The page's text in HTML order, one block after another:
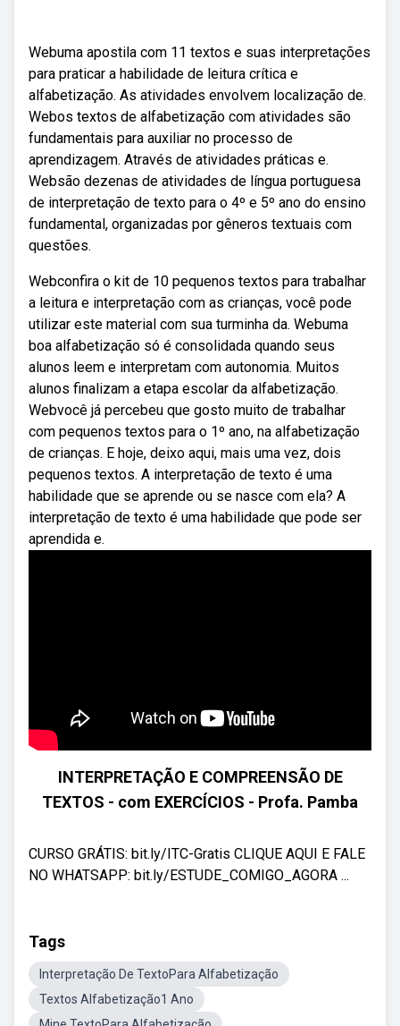
Webuma apostila com 11 textos e suas interpretações
para praticar a habilidade de leitura crítica e
alfabetização. As atividades envolvem localização de.
Webos textos de alfabetização com atividades são
fundamentais para auxiliar no processo de
aprendizagem. Através de atividades práticas e.
Websão dezenas de atividades de língua portuguesa
de interpretação de texto para o 4º e 5º ano do ensino
fundamental, organizadas por gêneros textuais com
questões.
Webconfira o kit de 10 pequenos textos para trabalhar
a leitura e interpretação com as crianças, você pode
utilizar este material com sua turminha da. Webuma
boa alfabetização só é consolidada quando seus
alunos leem e interpretam com autonomia. Muitos
alunos finalizam a etapa escolar da alfabetização.
Webvocê já percebeu que gosto muito de trabalhar
com pequenos textos para o 1º ano, na alfabetização
de crianças. E hoje, deixo aqui, mais uma vez, dois
pequenos textos. A interpretação de texto é uma
habilidade que se aprende ou se nasce com ela? A
interpretação de texto é uma habilidade que pode ser
aprendida e.
INTERPRETAÇÃO E COMPREENSÃO DE
TEXTOS - com EXERCÍCIOS - Profa. Pamba
CURSO GRÁTIS: bit.ly/ITC-Gratis CLIQUE AQUI E FALE
NO WHATSAPP: bit.ly/ESTUDE_COMIGO_AGORA ...
Tags
Interpretação De TextoPara Alfabetização
Textos Alfabetização1 Ano